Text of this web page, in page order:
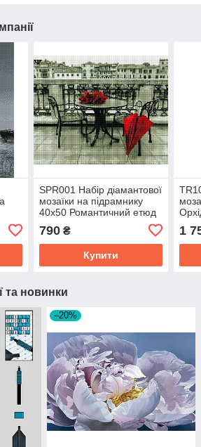
SPR001 Набір діамантової
мозаїки на підрамнику
40х50 Романтичний етюд
790₴
Купити
1
та новинки
–20%